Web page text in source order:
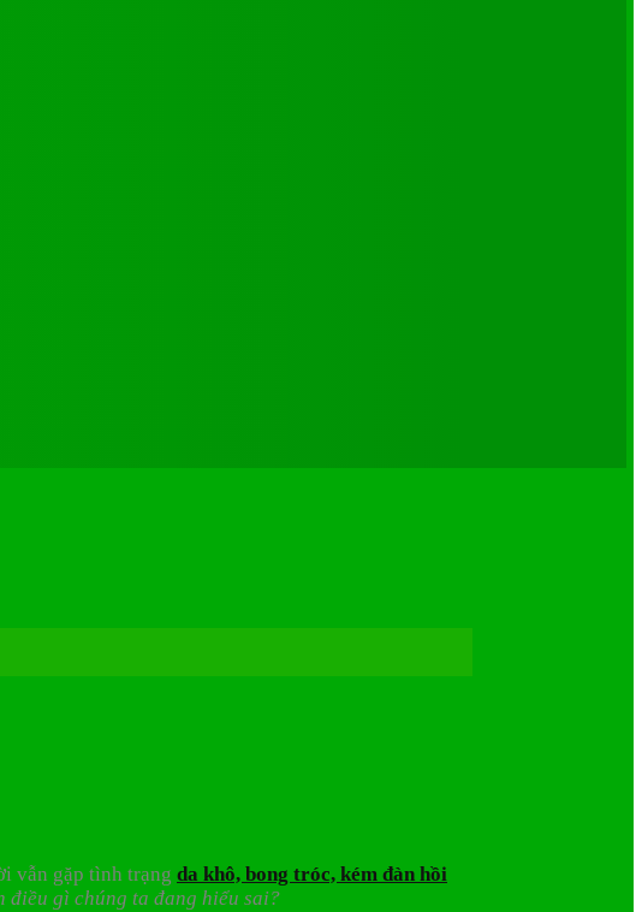
vẫn gặp tình trạng da khô, bong tróc, kém đàn hồi
điều gì chúng ta đang hiểu sai?